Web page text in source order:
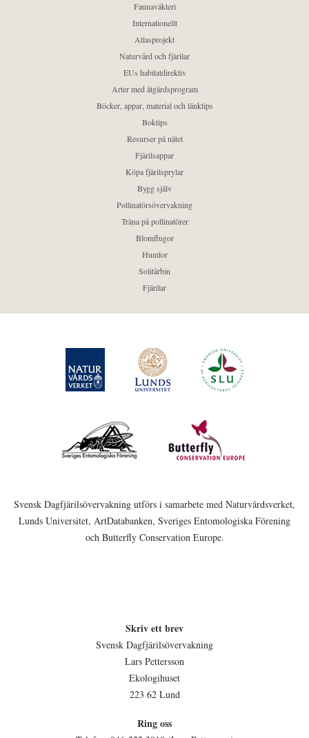
Faunaväkteri
Internationellt
Atlasprojekt
Naturvård och fjärilar
EUs habitatdirektiv
Arter med åtgärdsprogram
Böcker, appar, material och länktips
Boktips
Resurser på nätet
Fjärilsappar
Köpa fjärilsprylar
Bygg själv
Pollinatörsövervakning
Träna på pollinatörer
Blomflugor
Humlor
Solitärbin
Fjärilar
Svensk Dagfjärilsövervakning utförs i samarbete med Naturvårdsverket,
Lunds Universitet, ArtDatabanken, Sveriges Entomologiska Förening
och Butterfly Conservation Europe.
Skriv ett brev
Svensk Dagfjärilsövervakning
Lars Pettersson
Ekologihuset
223 62 Lund
Ring oss